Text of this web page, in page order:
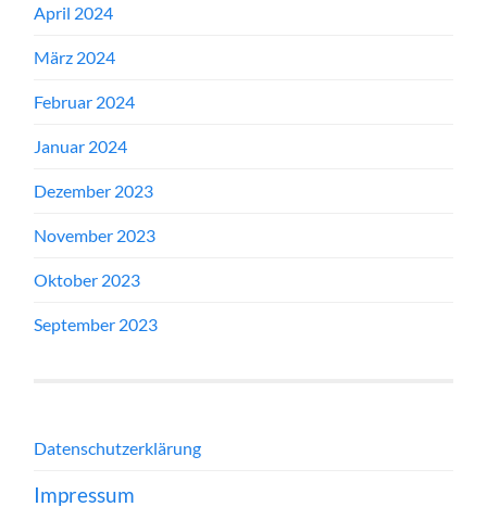
April 2024
März 2024
Februar 2024
Januar 2024
Dezember 2023
November 2023
Oktober 2023
September 2023
Datenschutzerklärung
Impressum